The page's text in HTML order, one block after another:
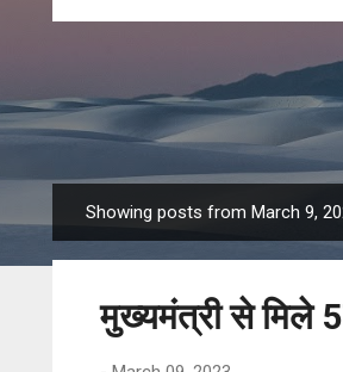
o
Showing posts from March 9,
मुख्‍यमंत्री से मिले